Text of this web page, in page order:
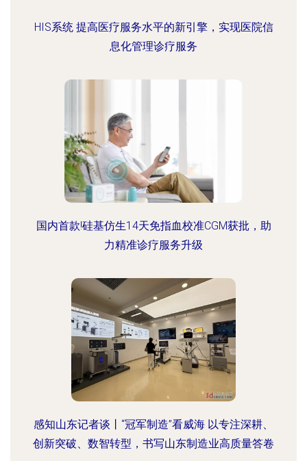
HIS系统 提高医疗服务水平的新引擎，实现医院信
息化管理诊疗服务
国内首款!硅基仿生14天免指血校准CGM获批，助
力精准诊疗服务升级
感知山东记者谈丨“冠军制造”看威海 以专注深耕、
创新突破、数智转型，书写山东制造业高质量答卷